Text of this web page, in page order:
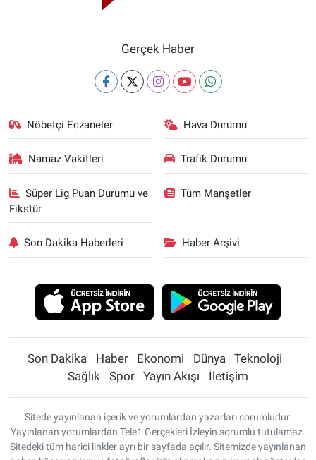
Gerçek Haber
Nöbetçi Eczaneler Hava Durumu
Namaz Vakitleri Trafik Durumu
Süper Lig Puan Durumu ve
Fikstür
Tüm Manşetler
Son Dakika Haberleri Haber Arşivi
Son Dakika Haber Ekonomi Dünya
Teknoloji
Sağlık
Spor Yayın Akışı İletişim
Sitede yayınlanan içerik ve yorumlardan yazarları sorumludur.
Yayınlanan yorumlardan Tele1 Gerçekleri İzleyin sorumlu tutulamaz.
Sitedeki tüm harici linkler ayrı bir sayfada açılır. Sitemizde yayınlanan